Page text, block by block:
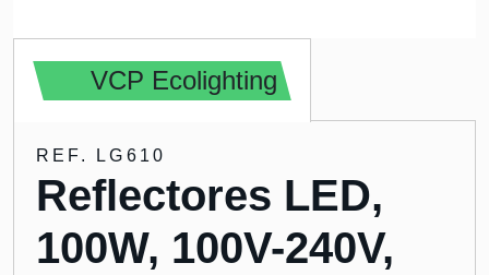
VCP Ecolighting
REF. LG610
Reflectores LED,
100W, 100V-240V,